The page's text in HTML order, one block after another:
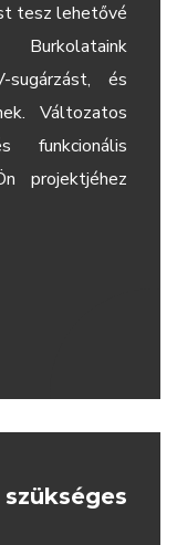
tesz lehetővé
Burkolataink
és
Változatos
funkcionális
projektjéhez